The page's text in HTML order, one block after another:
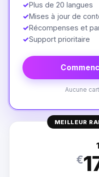
✓Plus de 20 langues
✓Mises à jour de
✓Récompenses et
✓Support prioritaire
Aucune
MEILLEUR
€